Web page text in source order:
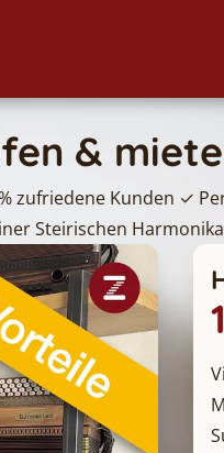
&
zufriedene Kunden ✓
Steirischen